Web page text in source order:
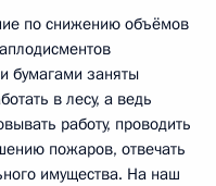
по снижению объёмов
бумагами заняты
в лесу, а ведь
работу, проводить
пожаров, отвечать
имущества. На наш